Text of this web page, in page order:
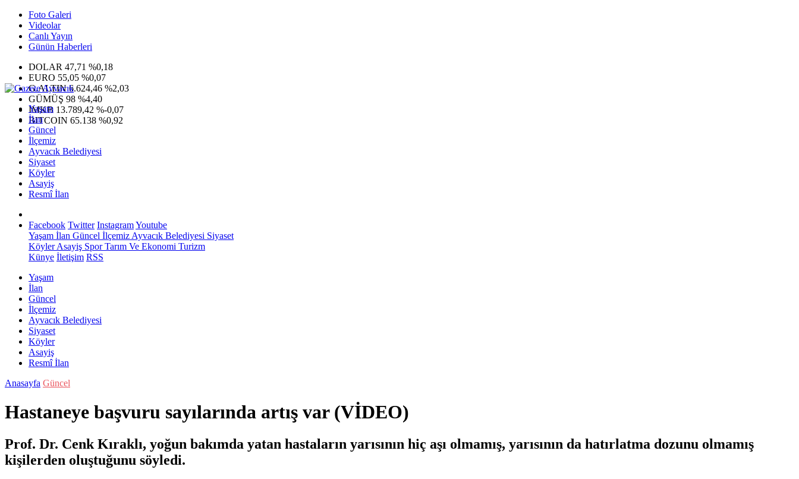
Foto Galeri
Videolar
Canlı Yayın
Günün Haberleri
DOLAR 47,71 %0,18
EURO 55,05 %0,07
G.ALTIN6.624,46 %2,03
GÜMÜŞ 98 %4,40
IMKB 13.789,42 %-0,07
BITCOIN 65.138 %0,92
Yaşam
İlan
Güncel
İlçemiz
Ayvacık Belediyesi
Siyaset
Köyler
Asayiş
Resmî İlan
Facebook Twitter InstagramYoutube
Yaşam İlan Güncel İlçemiz Ayvacık Belediyesi Siyaset
KöylerAsayiş SporTarım Ve Ekonomi Turizm
Künye İletişim RSS
Yaşam
İlan
Güncel
İlçemiz
Ayvacık Belediyesi
Siyaset
Köyler
Asayiş
Resmî İlan
Anasayfa Güncel
Hastaneye başvuru sayılarında artış var (VİDEO)
Prof. Dr. Cenk Kıraklı, yoğun bakımda yatan hastaların yarısının hiç aşı olmamış, yarısının da hatırlatma dozunu olmamış
kişilerden oluştuğunu söyledi.